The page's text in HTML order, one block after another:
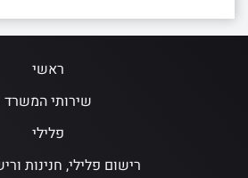
ראשי
שירותי המשרד
פלילי
רישום פלילי, חנינות